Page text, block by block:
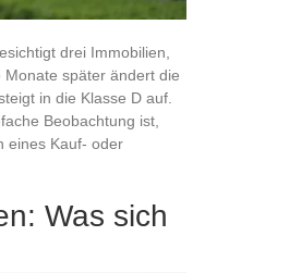
drei Immobilien,
später ändert die
in die Klasse D auf.
Beobachtung ist,
eines Kauf- oder
Was sich